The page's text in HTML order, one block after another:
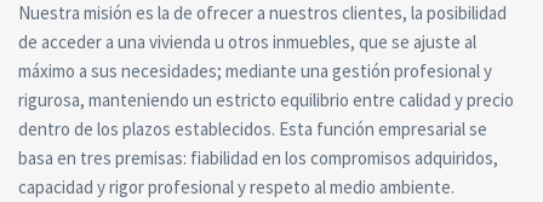
Olvidó la
contraseña? ACEPTAR
Recordarme
Nuestra misión es la de ofrecer a nuestros clientes, la posibilidad
de acceder a una vivienda u otros inmuebles, que se ajuste al
máximo a sus necesidades; mediante una gestión profesional y
rigurosa, manteniendo un estricto equilibrio entre calidad y precio
dentro de los plazos establecidos. Esta función empresarial se
basa en tres premisas: fiabilidad en los compromisos adquiridos,
capacidad y rigor profesional y respeto al medio ambiente.